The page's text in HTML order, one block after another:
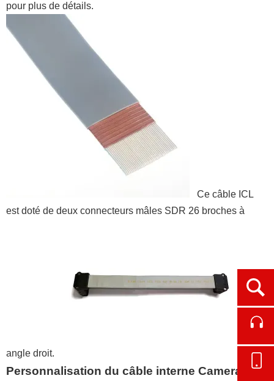
pour plus de détails.
Ce câble ICL
est doté de deux connecteurs mâles SDR 26 broches à
angle droit.
Personnalisation du câble interne Camera